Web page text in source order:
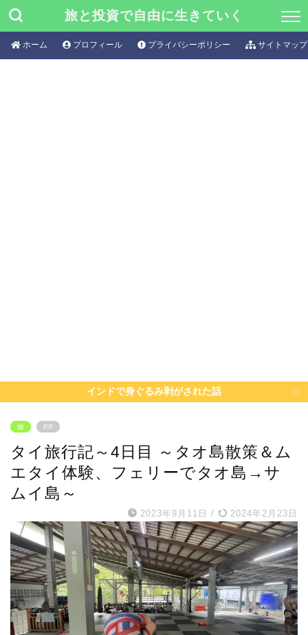
旅と投資で自由に生きていく
ホーム プロフィール プライバシーポリシー サイトマップ
インドで身ぐるみ剥がされた話
旅 PR
タイ旅行記～4日目 ～タオ島散策＆ム
エタイ体験、フェリーでタオ島→サ
ムイ島～
2023年9月11日 / 2024年2月23日